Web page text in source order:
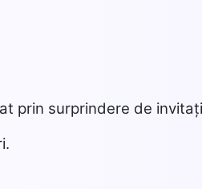
prin surprindere de